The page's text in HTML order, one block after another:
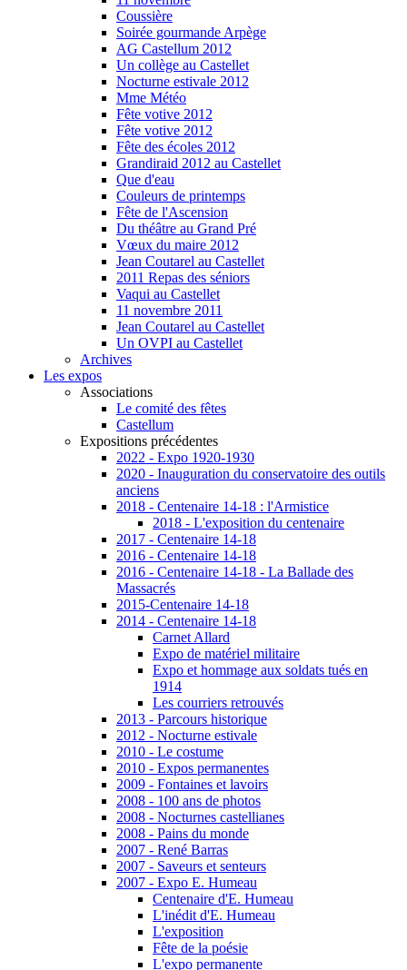
Coussière
Soirée gourmande Arpège
AG Castellum 2012
Un collège au Castellet
Nocturne estivale 2012
Mme Météo
Fête votive 2012
Fête votive 2012
Fête des écoles 2012
Grandiraid 2012 au Castellet
Que d'eau
Couleurs de printemps
Fête de l'Ascension
Du théâtre au Grand Pré
Vœux du maire 2012
Jean Coutarel au Castellet
2011 Repas des séniors
Vaqui au Castellet
11 novembre 2011
Jean Coutarel au Castellet
Un OVPI au Castellet
Archives
Les expos
Associations
Le comité des fêtes
Castellum
Expositions précédentes
2022 - Expo 1920-1930
2020 - Inauguration du conservatoire des outils
anciens
2018 - Centenaire 14-18 : l'Armistice
2018 - L'exposition du centenaire
2017 - Centenaire 14-18
2016 - Centenaire 14-18
2016 - Centenaire 14-18 - La Ballade des
Massacrés
2015-Centenaire 14-18
2014 - Centenaire 14-18
Carnet Allard
Expo de matériel militaire
Expo et hommage aux soldats tués en
1914
Les courriers retrouvés
2013 - Parcours historique
2012 - Nocturne estivale
2010 - Le costume
2010 - Expos permanentes
2009 - Fontaines et lavoirs
2008 - 100 ans de photos
2008 - Nocturnes castellianes
2008 - Pains du monde
2007 - René Barras
2007 - Saveurs et senteurs
2007 - Expo E. Humeau
Centenaire d'E. Humeau
L'inédit d'E. Humeau
L'exposition
Fête de la poésie
L'expo permanente